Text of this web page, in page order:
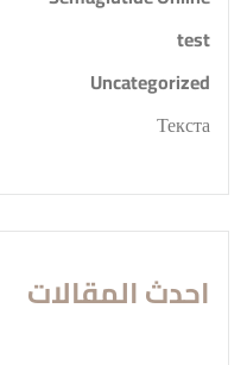
test
Uncategorized
Текста
احدث المقالات